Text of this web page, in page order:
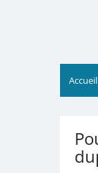
Accueil